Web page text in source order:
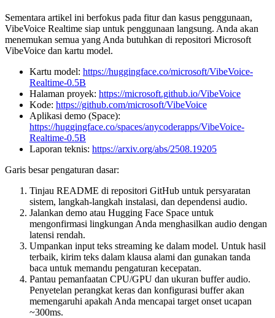
Sementara artikel ini berfokus pada fitur dan kasus penggunaan,
VibeVoice Realtime siap untuk penggunaan langsung. Anda akan
menemukan semua yang Anda butuhkan di repositori Microsoft
VibeVoice dan kartu model.
Kartu model: https://huggingface.co/microsoft/VibeVoice-
Realtime-0.5B
Halaman proyek: https://microsoft.github.io/VibeVoice
Kode: https://github.com/microsoft/VibeVoice
Aplikasi demo (Space):
https://huggingface.co/spaces/anycoderapps/VibeVoice-
Realtime-0.5B
Laporan teknis: https://arxiv.org/abs/2508.19205
Garis besar pengaturan dasar:
Tinjau README di repositori GitHub untuk persyaratan
sistem, langkah-langkah instalasi, dan dependensi audio.
Jalankan demo atau Hugging Face Space untuk
mengonfirmasi lingkungan Anda menghasilkan audio dengan
latensi rendah.
Umpankan input teks streaming ke dalam model. Untuk hasil
terbaik, kirim teks dalam klausa alami dan gunakan tanda
baca untuk memandu pengaturan kecepatan.
Pantau pemanfaatan CPU/GPU dan ukuran buffer audio.
Penyetelan perangkat keras dan konfigurasi buffer akan
memengaruhi apakah Anda mencapai target onset ucapan
~300ms.